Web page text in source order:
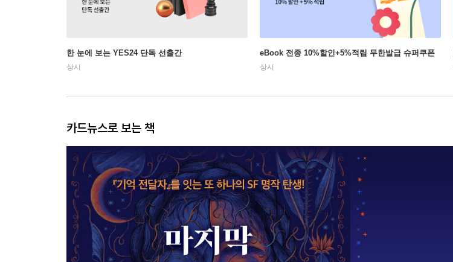
한 눈에 보는 YES24 단독 선출간
상시
eBook 전종 10%할인+5%적립 무한발급 슈퍼쿠폰
상시
카드뉴스로 보는 책